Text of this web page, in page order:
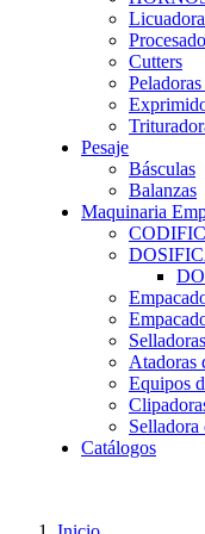
Cutters
Pesaje
Básculas
Balanzas
Maquinaria
Atadoras
Equipos
Selladora
Catálogos